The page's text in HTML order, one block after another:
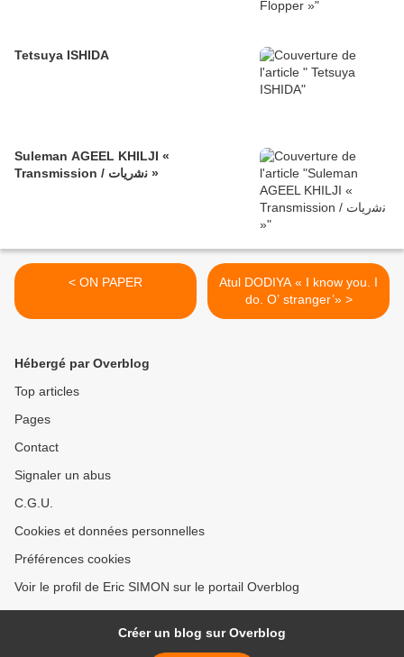
Tetsuya ISHIDA
Suleman AGEEL KHILJI «
Transmission / ﻧﺷرﯾﺎت »
< ON PAPER
Atul DODIYA « I know you. I
do. O’ stranger’» >
Hébergé par Overblog
Top articles
Pages
Contact
Signaler un abus
C.G.U.
Cookies et données personnelles
Préférences cookies
Voir le profil de Eric SIMON sur le portail Overblog
Créer un blog sur Overblog